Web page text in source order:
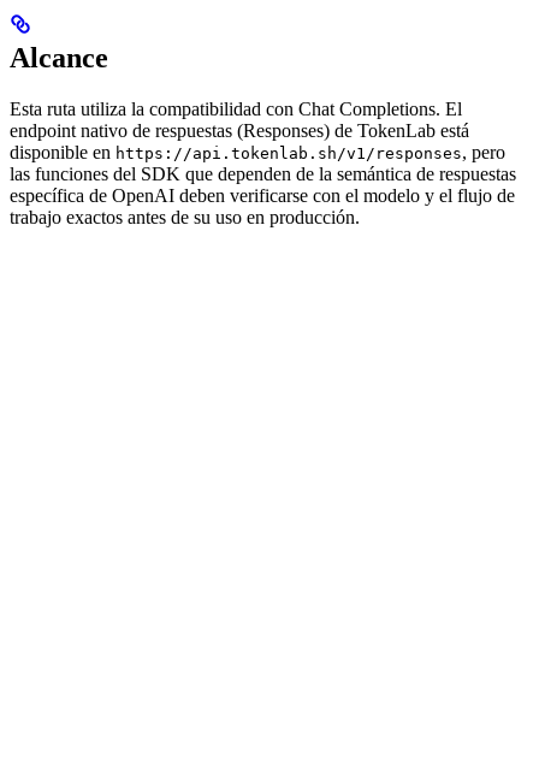
Alcance
Esta ruta utiliza la compatibilidad con Chat Completions. El
endpoint nativo de respuestas (Responses) de TokenLab está
disponible en https://api.tokenlab.sh/v1/responses, pero
las funciones del SDK que dependen de la semántica de respuestas
específica de OpenAI deben verificarse con el modelo y el flujo de
trabajo exactos antes de su uso en producción.